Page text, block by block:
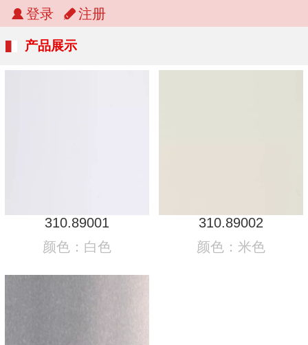
登录 注册
产品展示
310.89001
颜色：白色
310.89002
颜色：米色